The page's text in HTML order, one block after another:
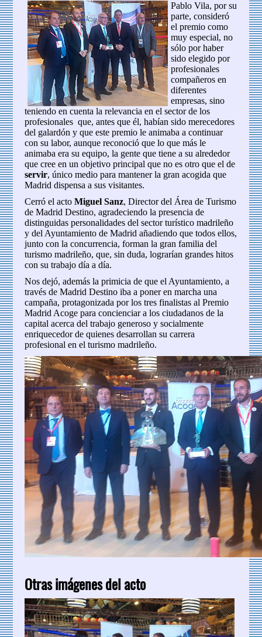
Pablo Vila, por su
parte, consideró
el premio como
muy especial, no
sólo por haber
sido elegido por
profesionales
compañeros en
diferentes
empresas, sino
teniendo en cuenta la relevancia en el sector de los
profesionales que, antes que él, habían sido merecedores
del galardón y que este premio le animaba a continuar
con su labor, aunque reconoció que lo que más le
animaba era su equipo, la gente que tiene a su alrededor
que cree en un objetivo principal que no es otro que el de
servir, único medio para mantener la gran acogida que
Madrid dispensa a sus visitantes.
Cerró el actoMiguel Sanz, Director del Área de Turismo
de Madrid Destino, agradeciendo la presencia de
distinguidas personalidades del sector turístico madrileño
y del Ayuntamiento de Madrid añadiendo que todos ellos,
junto con la concurrencia, forman la gran familia del
turismo madrileño, que, sin duda, lograrían grandes hitos
con su trabajo día a día.
Nos dejó, además la primicia de que el Ayuntamiento, a
través de Madrid Destino iba a poner en marcha una
campaña, protagonizada por los tres finalistas al Premio
Madrid Acoge para concienciar a los ciudadanos de la
capital acerca del trabajo generoso y socialmente
enriquecedor de quienes desarrollan su carrera
profesional en el turismo madrileño.
Otras imágenes del acto